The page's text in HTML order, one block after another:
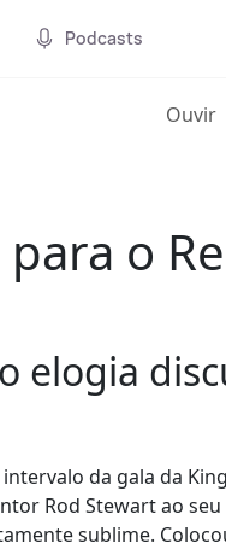
Podcasts
Ouvir
para o
elogia
da gala da
Rod Stewart ao
sublime.